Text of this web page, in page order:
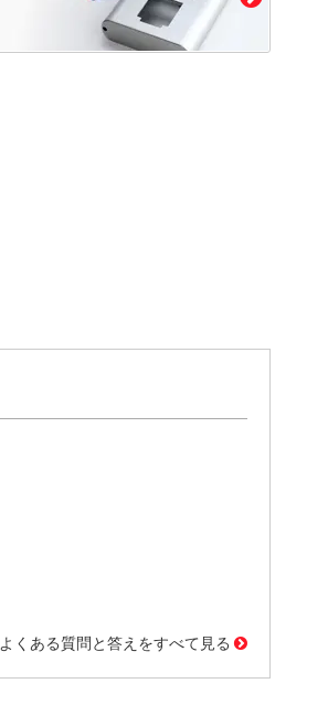
よくある質問と答えをすべて見る